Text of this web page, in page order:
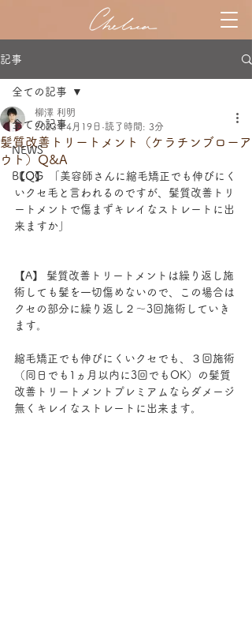
記事
全ての記事
NEWS
BLOG
全ての記事
髪質改善トリートメント（ケラチンブローア
ウト）Q&A
柳澤 利明
2023年4月19日 読了時間: 3分
【Q】 「美容師さんに縮毛矯正でも伸びにく
いクセ毛と言われるのですが、髪質改善トリ
ートメントで傷まずキレイなストレートに出
来ますか」
【A】 髪質改善トリートメントは繰り返し施
術しても髪を一切傷めないので、この場合は
クセの部分に繰り返し２～3回施術していき
ます。
縮毛矯正でも伸びにくいクセでも、３回施術
（同日でも1ヵ月以内に3回でもOK）の髪質
改善トリートメントプレミアムならダメージ
無くキレイなストレートに出来ます。